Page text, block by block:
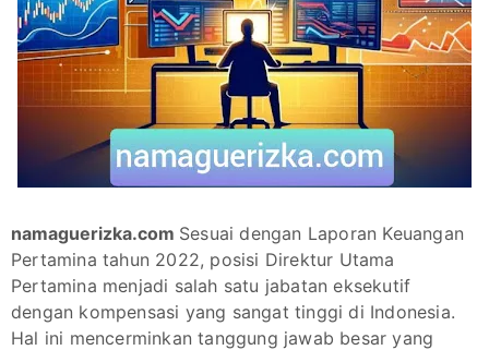
namaguerizka.com Sesuai dengan Laporan Keuangan
Pertamina tahun 2022, posisi Direktur Utama
Pertamina menjadi salah satu jabatan eksekutif
dengan kompensasi yang sangat tinggi di Indonesia.
Hal ini mencerminkan tanggung jawab besar yang